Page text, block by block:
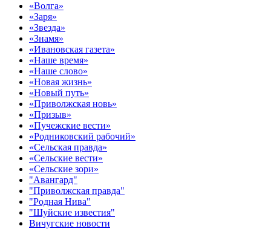
«Волга»
«Заря»
«Звезда»
«Знамя»
«Ивановская газета»
«Наше время»
«Наше слово»
«Новая жизнь»
«Новый путь»
«Приволжская новь»
«Призыв»
«Пучежские вести»
«Родниковский рабочий»
«Сельская правда»
«Сельские вести»
«Сельские зори»
"Авангард"
"Приволжская правда"
"Родная Нива"
"Шуйские известия"
Вичугские новости